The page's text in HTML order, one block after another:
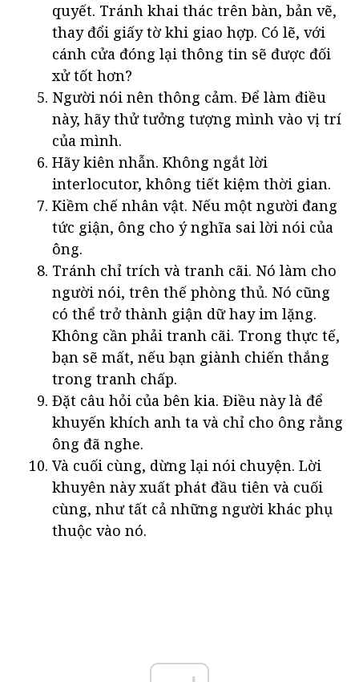
quyết. Tránh khai thác trên bàn, bản vẽ,
thay đổi giấy tờ khi giao hợp. Có lẽ, với
cánh cửa đóng lại thông tin sẽ được đối
xử tốt hơn?
Người nói nên thông cảm. Để làm điều
này, hãy thử tưởng tượng mình vào vị trí
của mình.
Hãy kiên nhẫn. Không ngắt lời
interlocutor, không tiết kiệm thời gian.
Kiềm chế nhân vật. Nếu một người đang
tức giận, ông cho ý nghĩa sai lời nói của
ông.
Tránh chỉ trích và tranh cãi. Nó làm cho
người nói, trên thế phòng thủ. Nó cũng
có thể trở thành giận dữ hay im lặng.
Không cần phải tranh cãi. Trong thực tế,
bạn sẽ mất, nếu bạn giành chiến thắng
trong tranh chấp.
Đặt câu hỏi của bên kia. Điều này là để
khuyến khích anh ta và chỉ cho ông rằng
ông đã nghe.
Và cuối cùng, dừng lại nói chuyện. Lời
khuyên này xuất phát đầu tiên và cuối
cùng, như tất cả những người khác phụ
thuộc vào nó.